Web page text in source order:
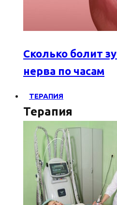
Сколько болит
нерва по часам
ТЕРАПИЯ
Терапия